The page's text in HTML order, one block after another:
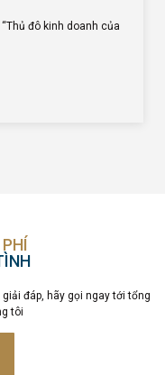
đô kinh doanh của
đáp, hãy gọi ngay tới tổng
tôi